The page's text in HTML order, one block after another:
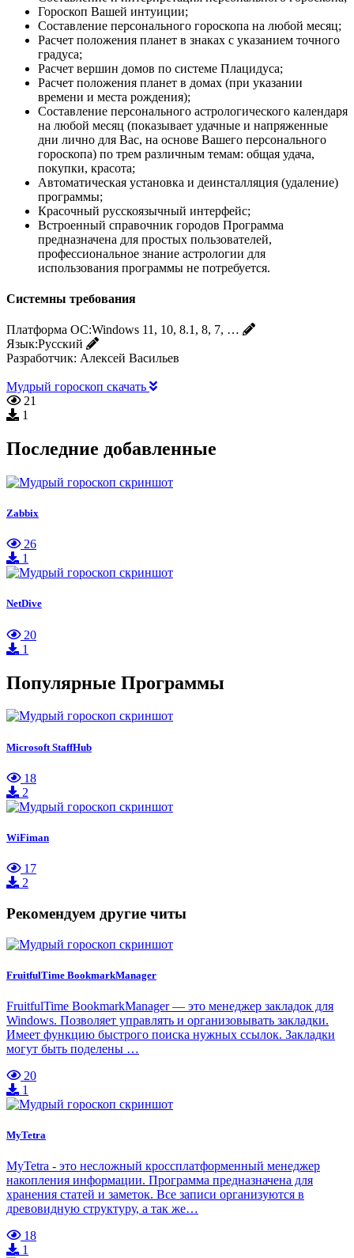
Гороскоп Вашей интуиции;
Составление персонального гороскопа на любой месяц;
Расчет положения планет в знаках с указанием точного
градуса;
Расчет вершин домов по системе Плацидуса;
Расчет положения планет в домах (при указании
времени и места рождения);
Составление персонального астрологического календаря
на любой месяц (показывает удачные и напряженные
дни лично для Вас, на основе Вашего персонального
гороскопа) по трем различным темам: общая удача,
покупки, красота;
Автоматическая установка и деинсталляция (удаление)
программы;
Красочный русскоязычный интерфейс;
Встроенный справочник городов Программа
предназначена для простых пользователей,
профессиональное знание астрологии для
использования программы не потребуется.
Системны требования
Платформа ОС:Windows 11, 10, 8.1, 8, 7, …
Язык:Русский
Разработчик: Алексей Васильев
Мудрый гороскоп скачать
21
1
Последние добавленные
Zabbix
26
1
NetDive
20
1
Популярные Программы
Microsoft StaffHub
18
2
WiFiman
17
2
Рекомендуем другие читы
FruitfulTime BookmarkManager
FruitfulTime BookmarkManager — это менеджер закладок для
Windows. Позволяет управлять и организовывать закладки.
Имеет функцию быстрого поиска нужных ссылок. Закладки
могут быть поделены …
20
1
MyTetra
MyTetra - это несложный кроссплатформенный менеджер
накопления информации. Программа предназначена для
хранения статей и заметок. Все записи организуются в
древовидную структуру, а так же…
18
1